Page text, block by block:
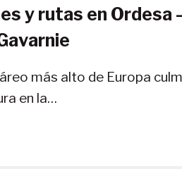
y rutas en Ordesa
más alto de Europa
en la…